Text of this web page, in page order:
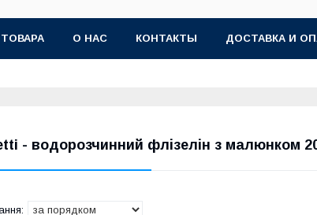
О НАС КОНТАКТЫ ДОСТАВКА И
- водорозчинний флізелін з малюнком